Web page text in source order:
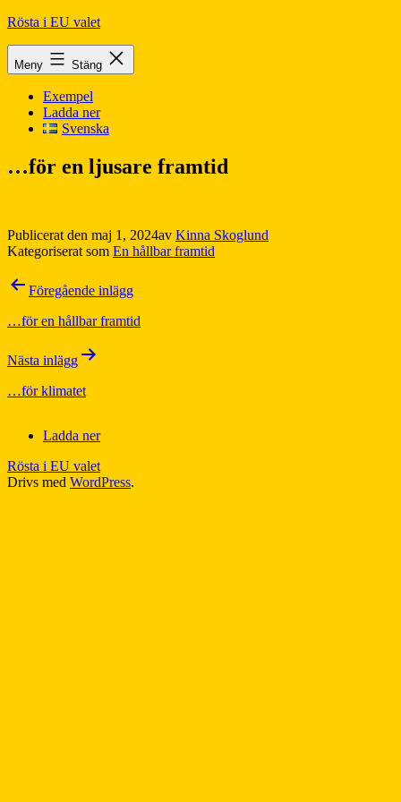
Hoppa
innehåll
Rösta i EU valet
Meny Stäng
Exempel
Ladda ner
Svenska
…för en ljusare framtid
Publicerat den maj 1, 2024av Kinna Skoglund
Kategoriserat som En hållbar framtid
Inläggsnavigering
Föregående inlägg
…för en hållbar framtid
Nästa inlägg
…för klimatet
Ladda ner
Rösta i EU valet
Drivs med WordPress.